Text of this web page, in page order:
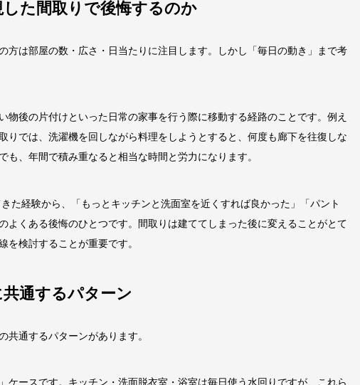
た間取りで後悔するのか
方は部屋の数・広さ・日当たりに注目します。しかし「毎日の動き」まで考
物後の片付けといった日常の家事を行う際に移動する経路のことです。例え
りでは、洗濯機を回しながら料理をしようとすると、何度も廊下を往復しな
も、年間で積み重なると相当な時間と労力になります。
た経験から、「もっとキッチンと洗面室を近くすれば良かった」「パント
よくある後悔のひとつです。間取りは建ててしまった後に変えることがとて
を検討することが重要です。
通するパターン
共通するパターンがあります。
ケースです。キッチン・洗面脱衣室・浴室は毎日使う水回りですが、これら